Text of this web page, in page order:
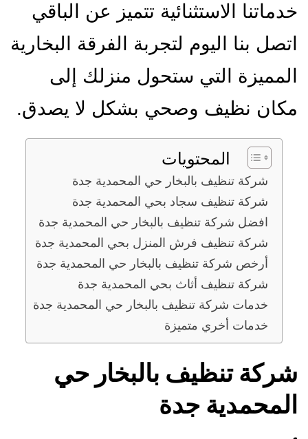
خدماتنا الاستثنائية تتميز عن الباقي
اتصل بنا اليوم لتجربة الفرقة البخارية
المميزة التي ستحول منزلك إلى
مكان نظيف وصحي بشكل لا يصدق.
المحتويات
شركة تنظيف بالبخار حي المحمدية جدة
شركة تنظيف سجاد بحي المحمدية جدة
افضل شركة تنظيف بالبخار حي المحمدية جدة
شركة تنظيف فرش المنزل بحي المحمدية جدة
أرخص شركة تنظيف بالبخار حي المحمدية جدة
شركة تنظيف أثاث بحي المحمدية جدة
خدمات شركة تنظيف بالبخار حي المحمدية جدة
خدمات أخري متميزة
شركة تنظيف بالبخار حي
المحمدية جدة